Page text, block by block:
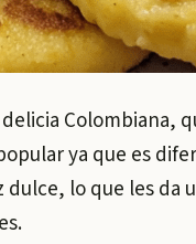
Colombiana,
ya que es
dulce, lo que les da